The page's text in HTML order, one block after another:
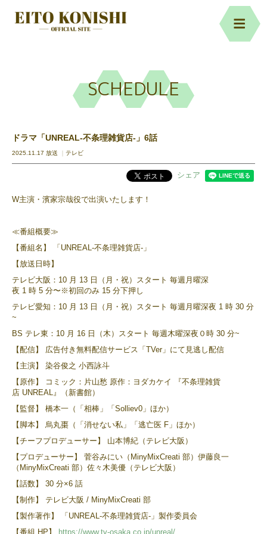
SCHEDULE
ドラマ「UNREAL-不条理雑貨店-」6話
2025.11.17 放送 テレビ
シェア
W主演・濱家宗哉役で出演いたします！
≪番組概要≫
【番組名】 「UNREAL-不条理雑貨店-」
【放送日時】
テレビ大阪：10 月 13 日（月・祝）スタート 毎週月曜深
夜 1 時 5 分〜※初回のみ 15 分下押し
テレビ愛知：10 月 13 日（月・祝）スタート 毎週月曜深夜 1 時 30 分
~
BS テレ東：10 月 16 日（木）スタート 毎週木曜深夜０時 30 分~
【配信】 広告付き無料配信サービス「TVer」にて見逃し配信
【主演】 染谷俊之 小西詠斗
【原作】 コミック：片山愁 原作：ヨダカケイ 『不条理雑貨
店 UNREAL』（新書館）
【監督】 橋本一（「相棒」「Solliev0」ほか）
【脚本】 烏丸棗（「消せない私」「逃亡医 F」ほか）
【チーフプロデューサー】 山本博紀（テレビ大阪）
【プロデューサー】 菅谷みにい（MinyMixCreati 部）伊藤良一
（MinyMixCreati 部）佐々木美優（テレビ大阪）
【話数】 30 分×6 話
【制作】 テレビ大阪 / MinyMixCreati 部
【製作著作】 「UNREAL-不条理雑貨店-」製作委員会
【番組 HP】
https://www.tv-osaka.co.jp/unreal/